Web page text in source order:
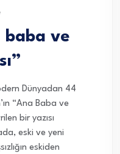
baba ve
Dünyadan 44
“Ana Baba ve
bir yazısı
eski ve yeni
eskiden